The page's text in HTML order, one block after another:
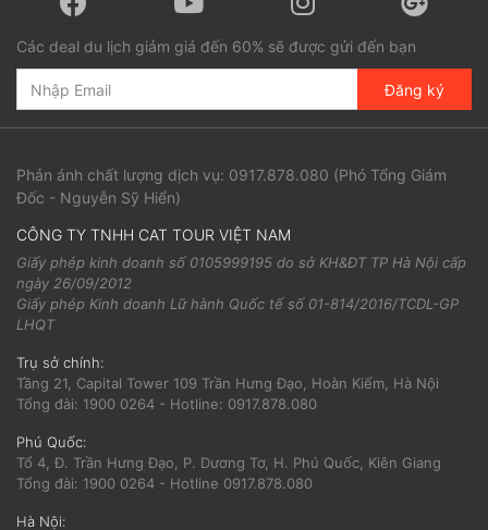
Các deal du lịch giảm giá đến 60% sẽ được gửi đến bạn
Đăng ký
Phản ánh chất lượng dịch vụ: 0917.878.080 (Phó Tổng Giám
Đốc - Nguyễn Sỹ Hiển)
CÔNG TY TNHH CAT TOUR VIỆT NAM
Giấy phép kinh doanh số 0105999195 do sở KH&ĐT TP Hà Nội cấp
ngày 26/09/2012
Giấy phép Kinh doanh Lữ hành Quốc tế số 01-814/2016/TCDL-GP
LHQT
Trụ sở chính:
Tầng 21, Capital Tower 109 Trần Hưng Đạo, Hoàn Kiếm, Hà Nội
Tổng đài: 1900 0264 - Hotline: 0917.878.080
Phú Quốc:
Tổ 4, Đ. Trần Hưng Đạo, P. Dương Tơ, H. Phú Quốc, Kiên Giang
Tổng đài: 1900 0264 - Hotline 0917.878.080
Hà Nội: